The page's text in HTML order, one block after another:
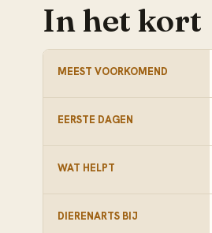
In het kort
MEEST VOORKOMEND
EERSTE DAGEN
WAT HELPT
DIERENARTS BIJ